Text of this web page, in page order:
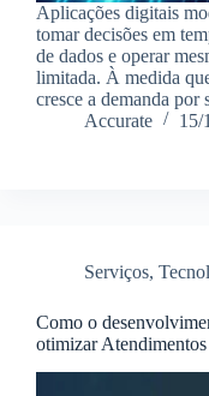
Aplicações digitais
tomar decisões em
de dados e operar
limitada. À medida
cresce a demanda
Accurate
15/
Serviços,
Como o
otimizar Atendimentos